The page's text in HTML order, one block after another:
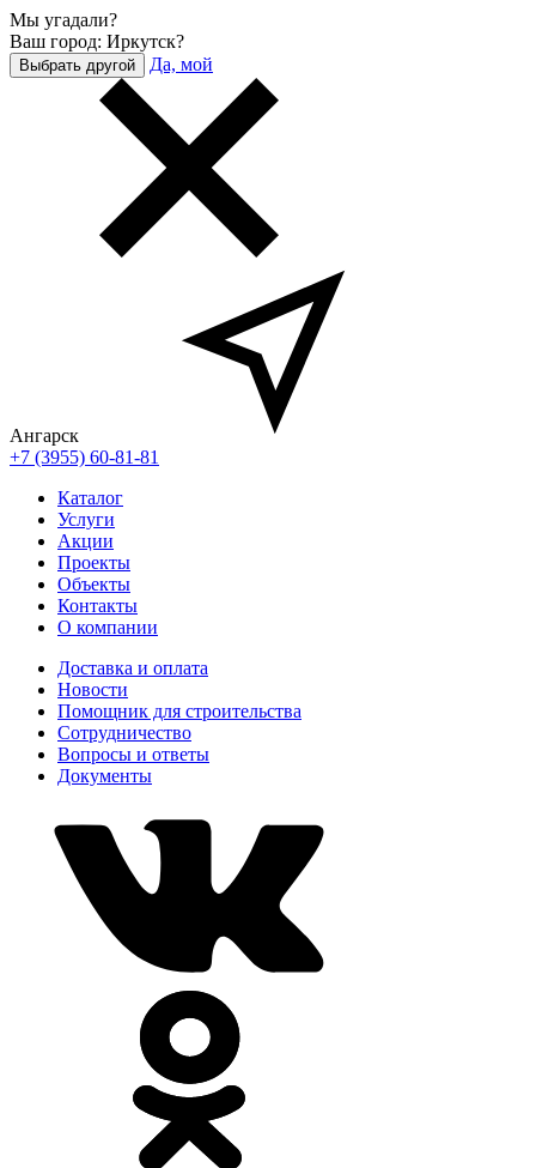
Мы угадали?
Ваш город: Иркутск?
Выбрать другой Да, мой
Ангарск
+7 (3955) 60-81-81
Каталог
Услуги
Акции
Проекты
Объекты
Контакты
О компании
Доставка и оплата
Новости
Помощник для строительства
Сотрудничество
Вопросы и ответы
Документы